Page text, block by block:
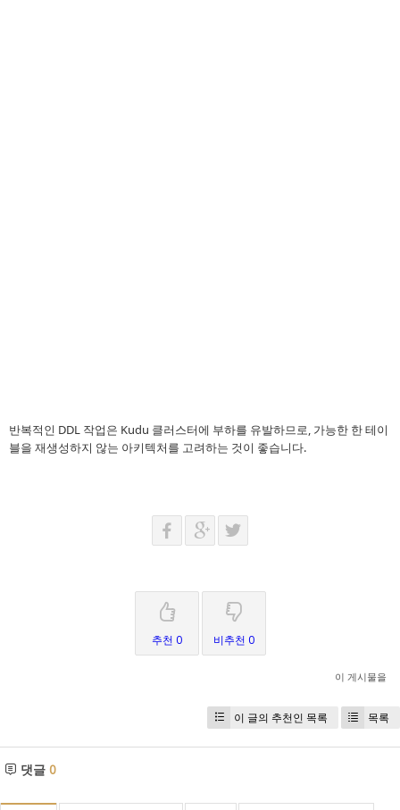
반복적인 DDL 작업은 Kudu 클러스터에 부하를 유발하므로, 가능한 한 테이
블을 재생성하지 않는 아키텍처를 고려하는 것이 좋습니다.
추천 0 비추천 0
이 게시물을
이 글의 추천인 목록 목록
댓글 0